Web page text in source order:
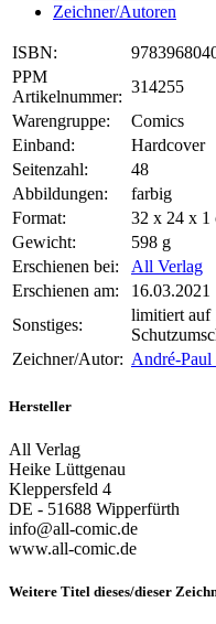
Zeichner/Autoren
ISBN:
PPM
Artikelnummer:
314255
Warengruppe:
Comics
Einband:
Hardcover
Seitenzahl:
48
Abbildungen:
farbig
Format:
32 x 24 x
Gewicht:
598 g
Erschienen bei:
All Verlag
Erschienen am:
16.03.2021
Sonstiges:
limitiert auf
Zeichner/Autor: André-Paul
Hersteller
All Verlag
Heike Lüttgenau
Kleppersfeld 4
DE - 51688 Wipperfürth
info@all-comic.de
www.all-comic.de
Weitere Titel dieses/dieser